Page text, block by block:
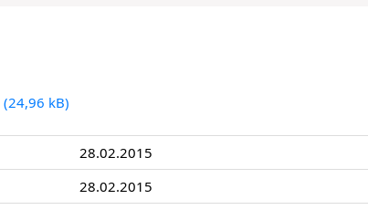
28.02.2015
28.02.2015